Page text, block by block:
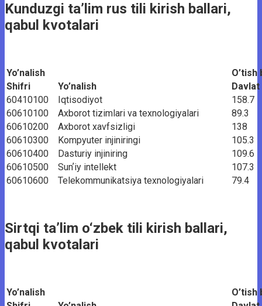
Kunduzgi ta’lim rus tili kirish ballari,
qabul kvotalari
Yo’nalish
O’tish
Shifri
Yo’nalish
60410100
Iqtisodiyot
158.7
60610100
Axborot tizimlari va texnologiyalari
89.3
60610200
Axborot xavfsizligi
138
60610300
Kompyuter injiniringi
105.3
60610400
Dasturiy injiniring
109.6
60610500
Sunʼiy intellekt
107.3
60610600
Telekommunikatsiya texnologiyalari 79.4
Sirtqi ta’lim o‘zbek tili kirish ballari,
qabul kvotalari
Yo’nalish
O’tish